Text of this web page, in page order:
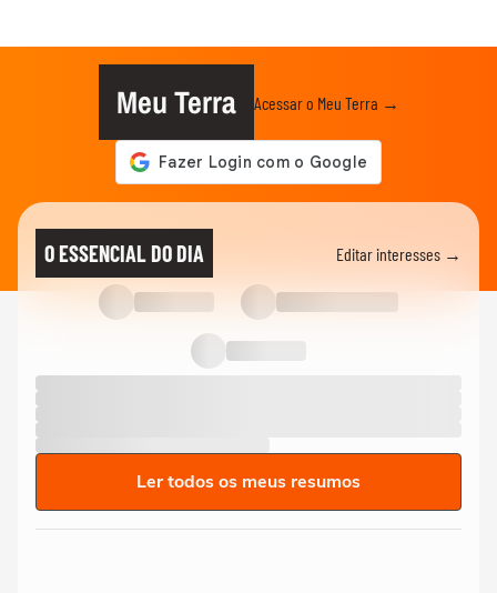
Meu Terra Acessar o Meu Terra →
O ESSENCIAL DO DIA Editar interesses →
Ler todos os meus resumos